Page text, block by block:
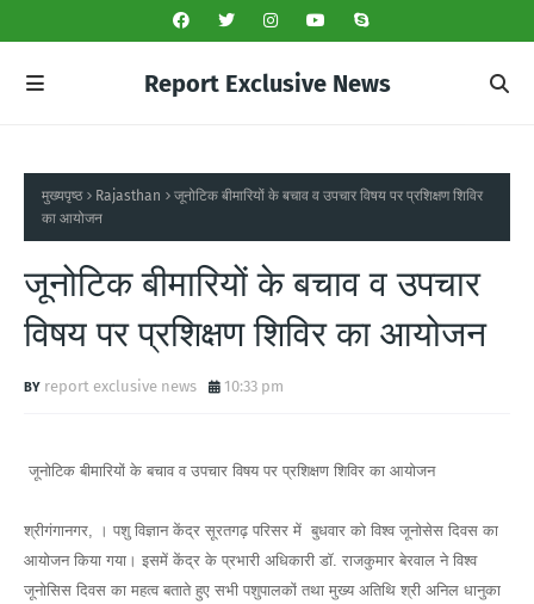
Report Exclusive News
मुख्यपृष्ठ Rajasthan
जूनोटिक बीमारियों के बचाव व उपचार विषय पर प्रशिक्षण शिविर
का आयोजन
जूनोटिक बीमारियों के बचाव व उपचार
विषय पर प्रशिक्षण शिविर का आयोजन
report exclusive news 10:33 pm
जूनोटिक बीमारियों के बचाव व उपचार विषय पर प्रशिक्षण शिविर का आयोजन
श्रीगंगानगर, । पशु विज्ञान केंद्र सूरतगढ़ परिसर में बुधवार को विश्व जूनोसेस दिवस का
आयोजन किया गया। इसमें केंद्र के प्रभारी अधिकारी डॉ. राजकुमार बेरवाल ने विश्व
जूनोसिस दिवस का महत्व बताते हुए सभी पशुपालकों तथा मुख्य अतिथि श्री अनिल धानुका